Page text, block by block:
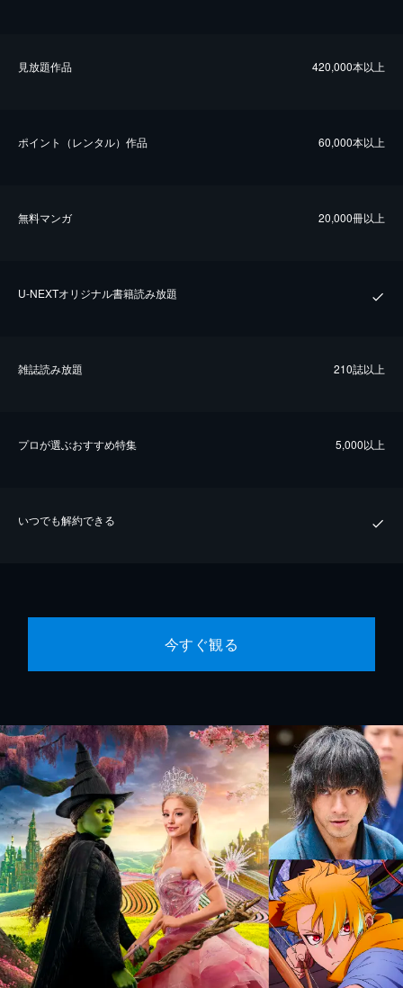
⾒放題作品 420,000本以上
ポイント（レンタル）作品 60,000本以上
無料マンガ 20,000冊以上
U-NEXTオリジナル書籍読み放題
雑誌読み放題 210誌以上
プロが選ぶおすすめ特集 5,000以上
いつでも解約できる
今すぐ観る